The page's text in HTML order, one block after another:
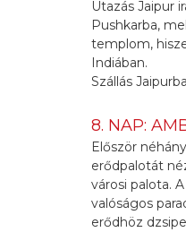
Utazás Jaipur
Pushkarba,
templom,
Indiában.
Szállás
8. NAP:
Először
erődpalotát
városi palota.
valóságos
erődhöz